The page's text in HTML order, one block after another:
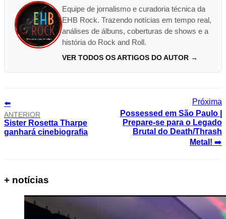
Equipe de jornalismo e curadoria técnica da
EHB Rock. Trazendo notícias em tempo real,
análises de álbuns, coberturas de shows e a
história do Rock and Roll.
VER TODOS OS ARTIGOS DO AUTOR →
⬅️
ANTERIOR
Sister Rosetta Tharpe
ganhará cinebiografia
Possessed em São Paulo |
Prepare-se para o Legado
Brutal do Death/Thrash
Metal! ➡️
+ notícias